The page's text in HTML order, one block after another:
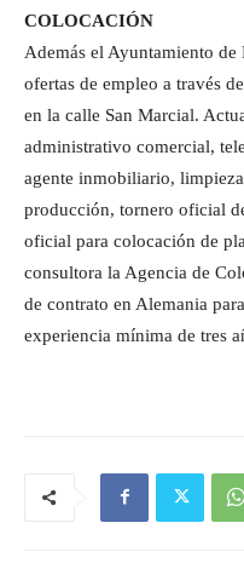
COLOCACIÓN
Además el Ayuntamiento de
ofertas de empleo a través
en la calle San Marcial.
administrativo comercial,
agente inmobiliario,
producción, tornero oficial
oficial para colocación de
consultora la Agencia de
de contrato en Alemania
experiencia mínima de tres